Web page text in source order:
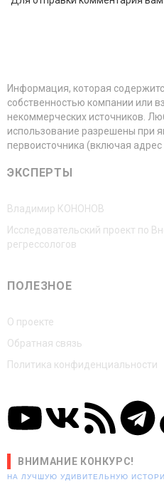
Информация, которая
собственностью компании или
некоммерческих источников.
использование разрешены при
первоисточника (включая адрес
ЭКСПЕРТЫ
Владимир КОНОНОВ
Исследовательский проект по
регрессологов
ПОЛЕЗНОЕ
О проекте
Обратная связь
Политика конфиденциальности
ВНИМАНИЕ КОНКУРС!
НА ЛУЧШУЮ УДИВИТЕЛЬНУЮ